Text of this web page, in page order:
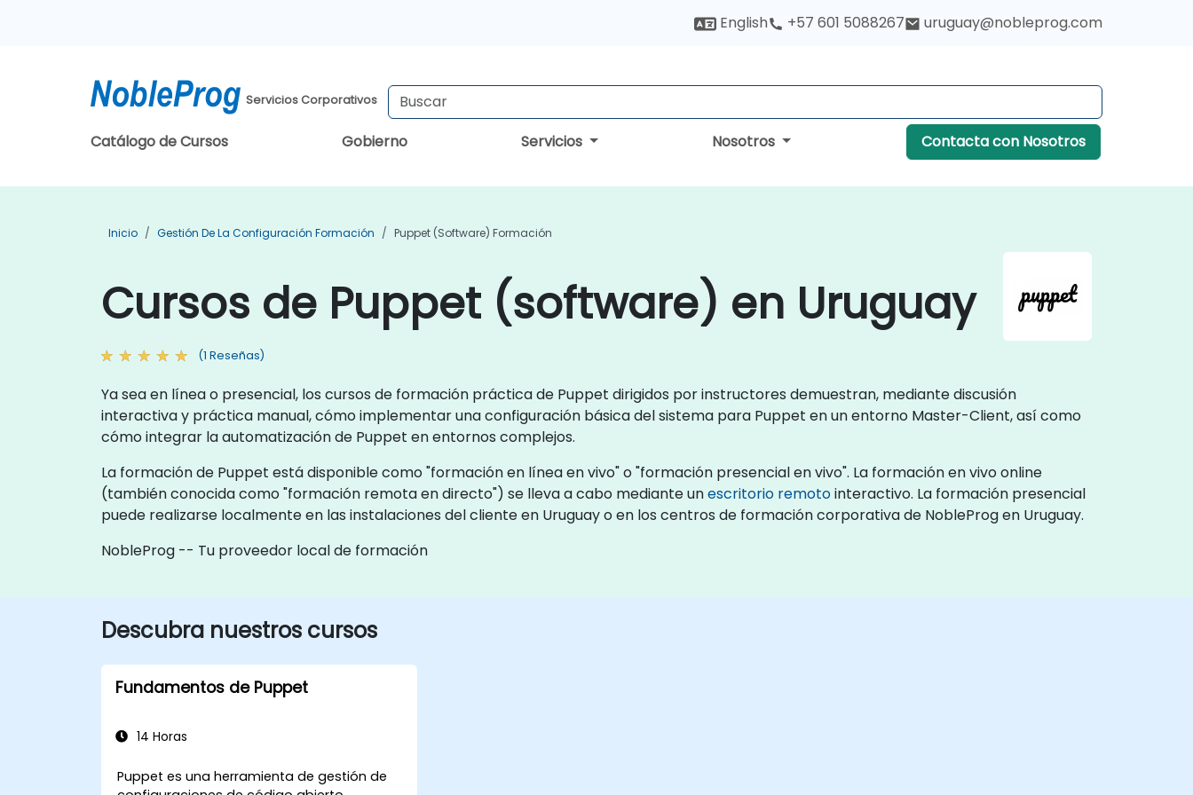
English +57 601 5088267 uruguay@nobleprog.com
Servicios Corporativos
Catálogo de Cursos Gobierno Servicios Nosotros Contacta con Nosotros
Inicio Gestión De La Configuración Formación Puppet (software) Formación
Cursos de Puppet (software) en Uruguay
(1 Reseñas)
Ya sea en línea o presencial, los cursos de formación práctica de Puppet dirigidos por instructores demuestran, mediante discusión
interactiva y práctica manual, cómo implementar una configuración básica del sistema para Puppet en un entorno Master-Client, así como
cómo integrar la automatización de Puppet en entornos complejos.
La formación de Puppet está disponible como "formación en línea en vivo" o "formación presencial en vivo". La formación en vivo online
(también conocida como "formación remota en directo") se lleva a cabo mediante unescritorio remotointeractivo. La formación presencial
puede realizarse localmente en las instalaciones del cliente en Uruguay o en los centros de formación corporativa de NobleProg en Uruguay.
NobleProg -- Tu proveedor local de formación
Descubra nuestros cursos
Fundamentos de Puppet
14 Horas
Puppet es una herramienta de gestión de